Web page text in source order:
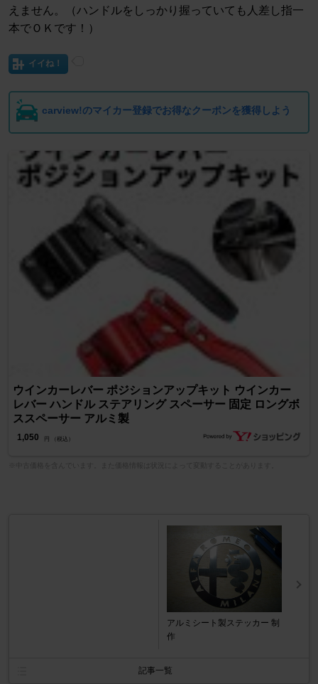
えません。（ハンドルをしっかり握っていても人差し指一
本でＯＫです！）
イイね！
carview!のマイカー登録でお得なクーポンを獲得しよう
ウインカーレバー ポジションアップキット ウインカー
レバー ハンドル ステアリング スペーサー 固定 ロングボ
ススペーサー アルミ製
1,050 円 （税込）
アルミシート製ステッカー 制
作
記事一覧